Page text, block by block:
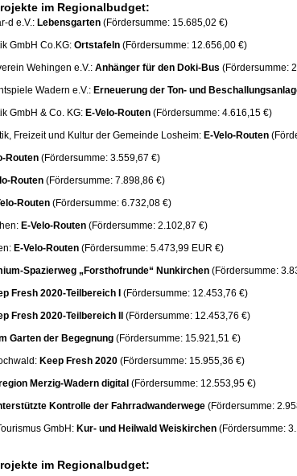
im Regionalbudget:
d e.V.: Lebensgarten (Fördersumme: 15.685,02 €)
GmbH Co.KG: Ortstafeln (Fördersumme: 12.656,00 €)
Wehingen e.V.: Anhänger für den Doki-Bus (Fördersumme:
Wadern e.V.: Erneuerung der Ton- und
GmbH & Co. KG: E-Velo-Routen (Fördersumme: 4.616,15 €)
Freizeit und Kultur der Gemeinde Losheim: E-Velo-Routen
Routen (Fördersumme: 3.559,67 €)
Routen (Fördersumme: 7.898,86 €)
Routen (Fördersumme: 6.732,08 €)
E-Velo-Routen (Fördersumme: 2.102,87 €)
E-Velo-Routen (Fördersumme: 5.473,99 EUR €)
Spazierweg „Forsthofrunde“ Nunkirchen (Fördersumme:
Fresh 2020-Teilbereich I
(Fördersumme: 12.453,76 €)
Fresh 2020-Teilbereich II
(Fördersumme: 12.453,76 €)
Garten der Begegnung (Fördersumme: 15.921,51 €)
Keep Fresh 2020 (Fördersumme: 15.955,36 €)
Merzig-Wadern digital (Fördersumme: 12.553,95 €)
Kontrolle der Fahrradwanderwege (Fördersumme:
GmbH: Kur- und Heilwald Weiskirchen (Fördersumme:
im Regionalbudget: